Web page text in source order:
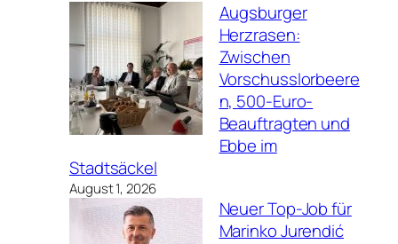
Augsburger
Herzrasen:
Zwischen
Vorschusslorbeere
n, 500-Euro-
Beauftragten und
Ebbe im
Stadtsäckel
August 1, 2026
Neuer Top-Job für
Marinko Jurendić